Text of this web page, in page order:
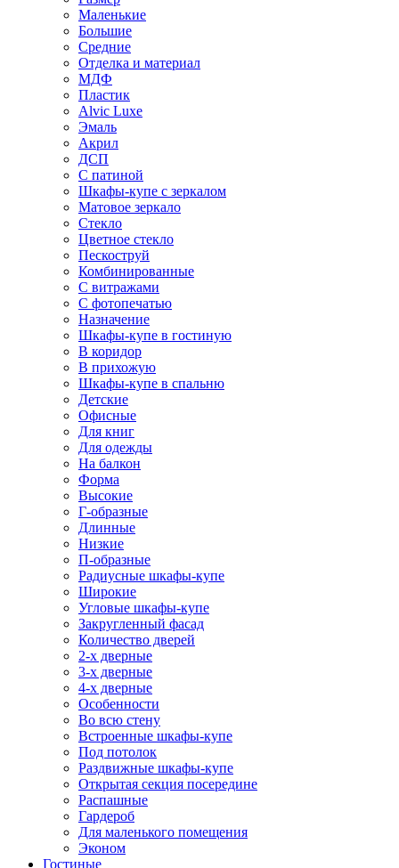
Маленькие
Большие
Средние
Отделка и материал
МДФ
Пластик
Alvic Luxe
Эмаль
Акрил
ДСП
С патиной
Шкафы-купе с зеркалом
Матовое зеркало
Стекло
Цветное стекло
Пескоструй
Комбинированные
С витражами
С фотопечатью
Назначение
Шкафы-купе в гостиную
В коридор
В прихожую
Шкафы-купе в спальню
Детские
Офисные
Для книг
Для одежды
На балкон
Форма
Высокие
Г-образные
Длинные
Низкие
П-образные
Радиусные шкафы-купе
Широкие
Угловые шкафы-купе
Закругленный фасад
Количество дверей
2-х дверные
3-х дверные
4-х дверные
Особенности
Во всю стену
Встроенные шкафы-купе
Под потолок
Раздвижные шкафы-купе
Открытая секция посередине
Распашные
Гардероб
Для маленького помещения
Эконом
Гостиные